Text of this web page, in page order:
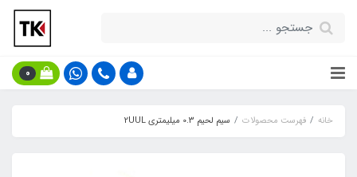
0
خانه فهرست محصولات سیم لحیم 0.3 میلیمتری 2UUL